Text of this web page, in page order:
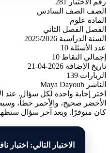
الصف
الصف السادس
المادة
علوم
الفصل
الفصل الثاني
السنة الدراسية 2025/2026
عدد الأسئلة 10
إجمالي النقاط 10
تاريخ الإضافة 2026-04-21
الزيارات 139
الناشر Maya Dayoub
اختر إجابة واحدة لكل سؤال. عند
الأخضر صحيح، والأحمر خطأ،
كان متوفرًا. وبعد آخر سؤال ستظهر
الاختبار التالي: